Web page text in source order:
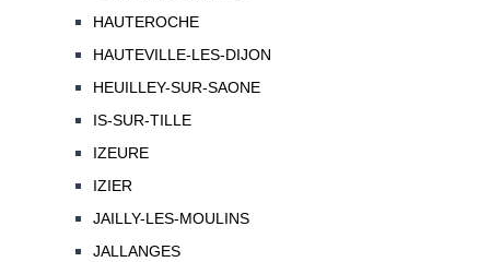
HAUTEROCHE
HAUTEVILLE-LES-DIJON
HEUILLEY-SUR-SAONE
IS-SUR-TILLE
IZEURE
IZIER
JAILLY-LES-MOULINS
JALLANGES